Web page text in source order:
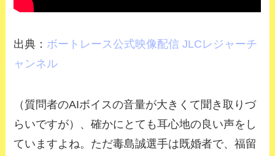
出典： ボートレース公式映像配信 JLCレジャーチ
ャンネル
（質問者のAIボイスの音量が大きくて聞き取りづ
らいですが）、確かにとても耳心地の良い声をし
ていますよね。ただ毒島誠選手は既婚者で、福留